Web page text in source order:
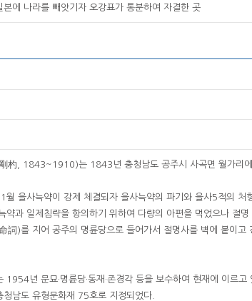
에 나라를 빼앗기자 오강표가 통분하여 자결한 곳
杓, 1843~1910)는 1843년 충청남도 공주시 사곡면 월가리에
월 을사늑약이 강제 체결되자 을사늑약의 파기와 을사5적의 처
약과 일제침략을 항의하기 위하여 다량의 아편을 먹었으나 절
詞)를 지어 공주의 명륜당으로 들어가서 절명사를 벽에 붙이
1954년 문묘·명륜당·동재·존경각 등을 보수하여 현재에 이르
남도 유형문화재 75호로 지정되었다.